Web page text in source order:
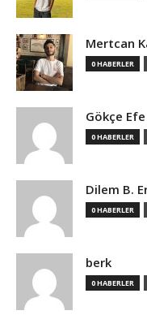
Mertcan
0 HABERLER
Gökçe Efe
0 HABERLER
Dilem B.
0 HABERLER
berk
0 HABERLER